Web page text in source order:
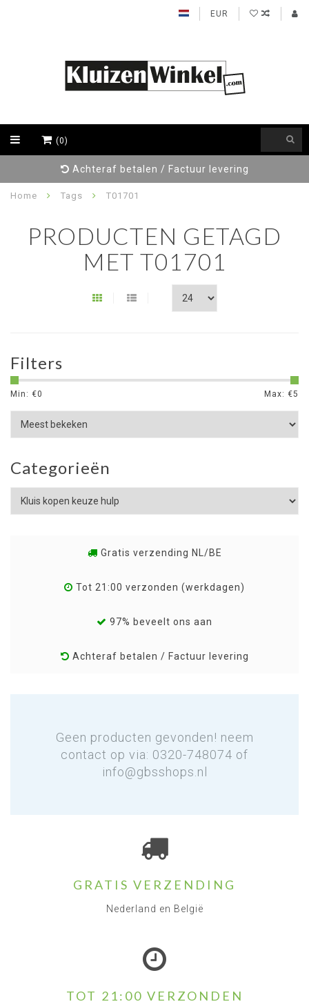
EUR
(0)
Achteraf betalen / Factuur levering
Home Tags T01701
PRODUCTEN GETAGD
MET T01701
Filters
Min: €0 Max: €5
Categorieën
Gratis verzending NL/BE
Tot 21:00 verzonden (werkdagen)
97% beveelt ons aan
Achteraf betalen / Factuur levering
Geen producten gevonden! neem
contact op via: 0320-748074 of
info@gbsshops.nl
GRATIS VERZENDING
Nederland en België
TOT 21:00 VERZONDEN